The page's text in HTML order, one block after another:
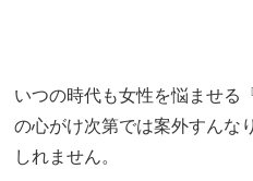
いつの時代も女性を悩ませる
の心がけ次第では案外すんな
しれません。